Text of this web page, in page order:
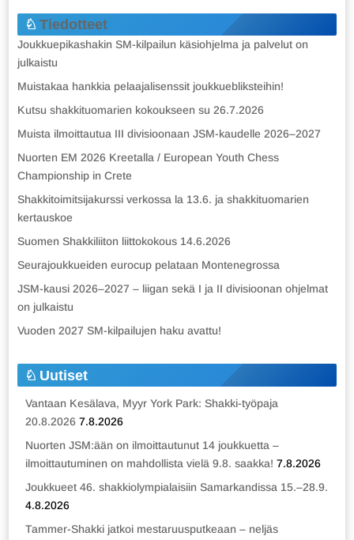
Tiedotteet
Joukkuepikashakin SM-kilpailun käsiohjelma ja palvelut on
julkaistu
Muistakaa hankkia pelaajalisenssit joukkuebliksteihin!
Kutsu shakkituomarien kokoukseen su 26.7.2026
Muista ilmoittautua III divisioonaan JSM-kaudelle 2026–2027
Nuorten EM 2026 Kreetalla / European Youth Chess
Championship in Crete
Shakkitoimitsijakurssi verkossa la 13.6. ja shakkituomarien
kertauskoe
Suomen Shakkiliiton liittokokous 14.6.2026
Seurajoukkueiden eurocup pelataan Montenegrossa
JSM-kausi 2026–2027 – liigan sekä I ja II divisioonan ohjelmat
on julkaistu
Vuoden 2027 SM-kilpailujen haku avattu!
Uutiset
Vantaan Kesälava, Myyr York Park: Shakki-työpaja
20.8.2026 7.8.2026
Nuorten JSM:ään on ilmoittautunut 14 joukkuetta –
ilmoittautuminen on mahdollista vielä 9.8. saakka! 7.8.2026
Joukkueet 46. shakkiolympialaisiin Samarkandissa 15.–28.9.
4.8.2026
Tammer-Shakki jatkoi mestaruusputkeaan – neljäs